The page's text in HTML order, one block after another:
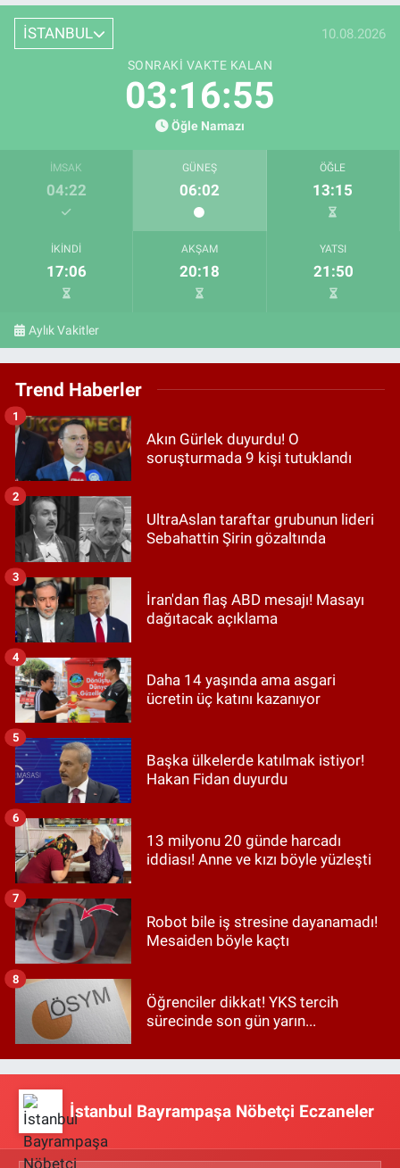
İSTANBUL 10.08.2026
SONRAKI VAKTE KALAN
03:16:53
Öğle Namazı
İMSAK
04:22
GÜNEŞ
06:02
ÖĞLE
13:15
İKINDI
17:06
AKŞAM
20:18
YATSI
21:50
Aylık Vakitler
Trend Haberler
Akın Gürlek duyurdu! O
soruşturmada 9 kişi tutuklandı
1
UltraAslan taraftar grubunun lideri
Sebahattin Şirin gözaltında
2
İran'dan flaş ABD mesajı! Masayı
dağıtacak açıklama
3
Daha 14 yaşında ama asgari
ücretin üç katını kazanıyor
4
Başka ülkelerde katılmak istiyor!
Hakan Fidan duyurdu
5
13 milyonu 20 günde harcadı
iddiası! Anne ve kızı böyle yüzleşti
6
Robot bile iş stresine dayanamadı!
Mesaiden böyle kaçtı
7
Öğrenciler dikkat! YKS tercih
sürecinde son gün yarın...
8
İstanbul Bayrampaşa Nöbetçi Eczaneler